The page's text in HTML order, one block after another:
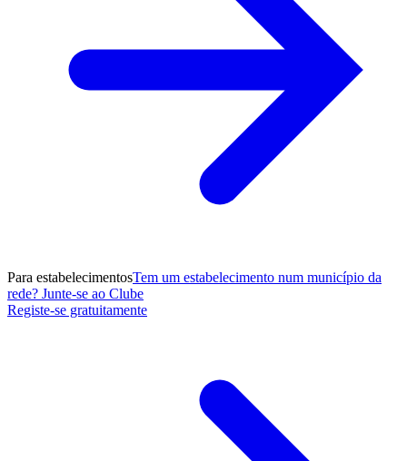
Para estabelecimentosTem um estabelecimento num município da
rede? Junte-se ao Clube
Registe-se gratuitamente